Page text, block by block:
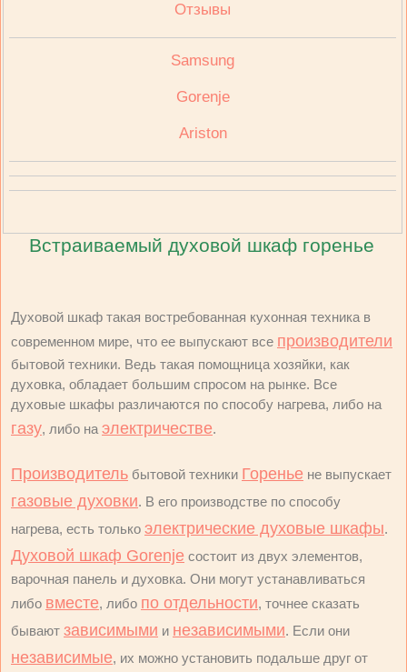
Отзывы
Samsung
Gorenje
Ariston
Встраиваемый духовой шкаф горенье
Духовой шкаф такая востребованная кухонная техника в
современном мире, что ее выпускают все производители
бытовой техники. Ведь такая помощница хозяйки, как
духовка, обладает большим спросом на рынке. Все
духовые шкафы различаются по способу нагрева, либо на
газу, либо на электричестве.
Производитель бытовой техники Горенье не выпускает
газовые духовки. В его производстве по способу
нагрева, есть только электрические духовые шкафы.
Духовой шкаф Gorenje состоит из двух элементов,
варочная панель и духовка. Они могут устанавливаться
либо вместе, либо по отдельности, точнее сказать
бывают зависимыми и независимыми. Если они
независимые, их можно установить подальше друг от